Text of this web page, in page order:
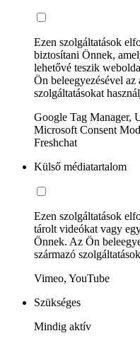
Ezen szolgáltatások
biztosítani Önnek,
lehetővé teszik
Ön beleegyezésével
szolgáltatásokat
Google Tag Manager,
Microsoft Consent
Freshchat
Külső médiatartalom
Ezen szolgáltatások
tárolt videókat vagy
Önnek. Az Ön
származó
Vimeo, YouTube
Szükséges
Mindig aktív